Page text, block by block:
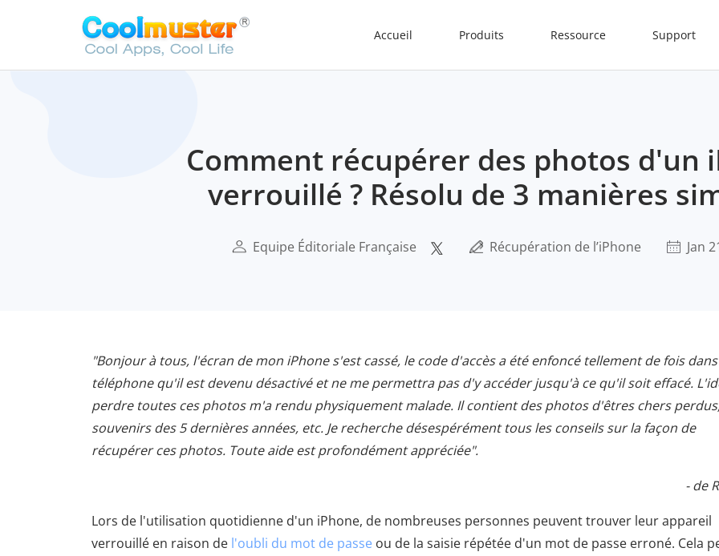
Accueil Produits Ressource Support
Comment récupérer des photos d'un
verrouillé ? Résolu de 3 manières
Equipe Éditoriale Française Récupération de l’iPhone Jan
"Bonjour à tous, l'écran de mon iPhone s'est cassé, le code d'accès a été enfoncé tellement de fois
téléphone qu'il est devenu désactivé et ne me permettra pas d'y accéder jusqu'à ce qu'il soit effacé.
perdre toutes ces photos m'a rendu physiquement malade. Il contient des photos d'êtres chers
souvenirs des 5 dernières années, etc. Je recherche désespérément tous les conseils sur la façon de
récupérer ces photos. Toute aide est profondément appréciée".
- de
Lors de l'utilisation quotidienne d'un iPhone, de nombreuses personnes peuvent trouver leur appareil
verrouillé en raison de l'oubli du mot de passe ou de la saisie répétée d'un mot de passe erroné. Cela